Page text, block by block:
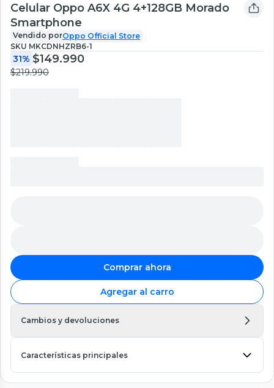
Celular Oppo A6X 4G 4+128GB Morado
Smartphone
Vendido porOppo Official Store
SKU MKCDNHZRB6-1
31% $149.990
$219.990
Comprar ahora
Agregar al carro
Cambios y devoluciones
Características principales